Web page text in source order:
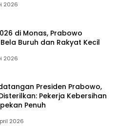
2026
di Monas, Prabowo
Buruh dan Rakyat Kecil
2026
Presiden Prabowo,
Pekerja Kebersihan
Penuh
2026